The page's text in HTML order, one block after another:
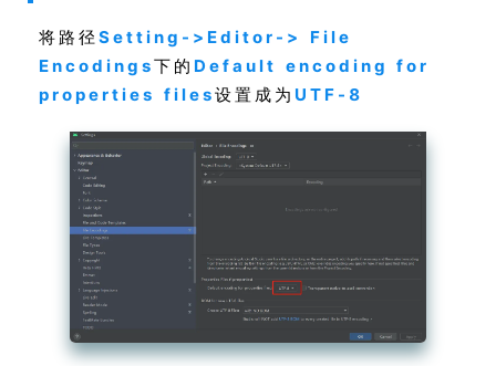
将路径Setting->Editor-> File
Encodings下的 Default encoding for
properties files设置成为 UTF-8